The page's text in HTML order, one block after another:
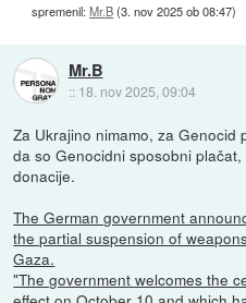
spremenil:Mr.B(3. nov 2025 ob 08:47)
Mr.B
:: 18. nov 2025, 09:04
Za Ukrajino nimamo, za Genocid
da so Genocidni sposobni
donacije.
The German government
the partial suspension of
Gaza.
"The government welcomes the